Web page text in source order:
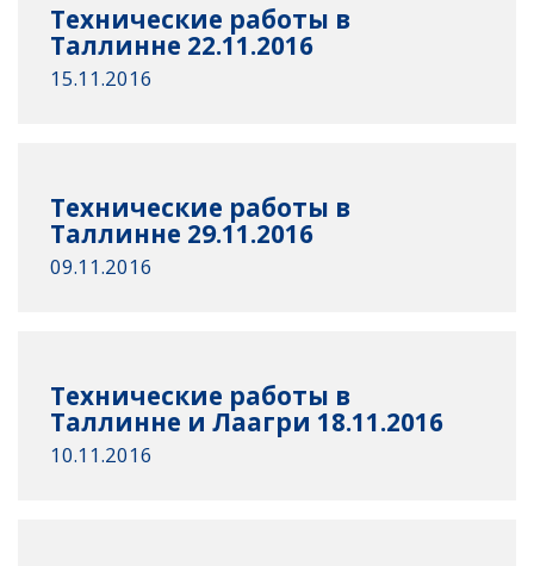
Технические работы в
Таллинне 22.11.2016
15.11.2016
Технические работы в
Таллинне 29.11.2016
09.11.2016
Технические работы в
Таллинне и Лаагри 18.11.2016
10.11.2016